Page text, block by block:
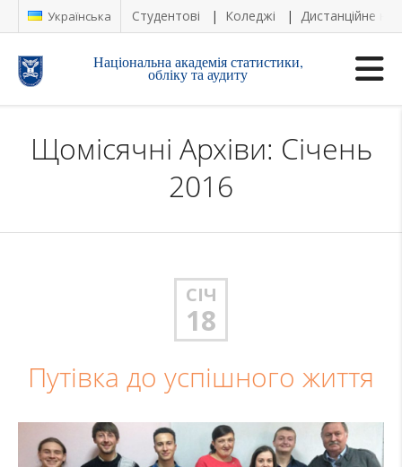
Українська Студентові Коледжі Дистанційне
Національна академія статистики,
обліку та аудиту
Щомісячні Архіви: Січень
2016
СІЧ
18
Путівка до успішного життя